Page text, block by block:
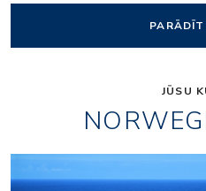
JŪSU